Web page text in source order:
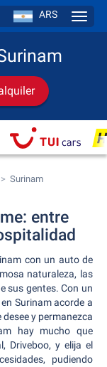
ARS
Surinam
entre
con un auto de
naturaleza, las
sus gentes. Con un
Surinam acorde a
y permanezca
hay mucho que
Driveboo, y elija el
pudiendo